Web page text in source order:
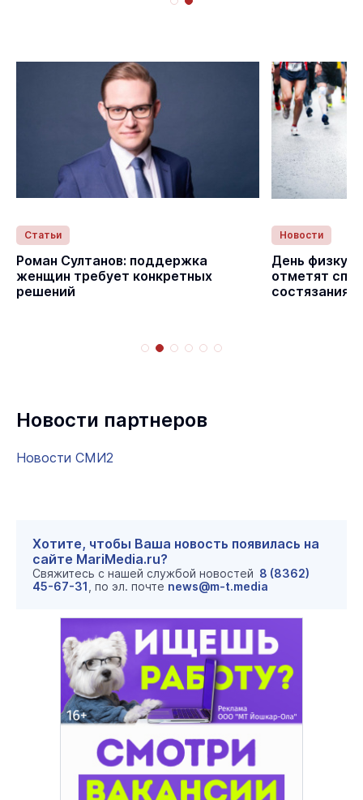
Статьи
Роман Султанов: поддержка
женщин требует конкретных
решений
Новости
День
отметят
Новости партнеров
Новости СМИ2
Хотите, чтобы Ваша новость появилась на
сайте MariMedia.ru?
Свяжитесь с нашей службой новостей 8 (8362)
45-67-31 , по эл. почте news@m-t.media